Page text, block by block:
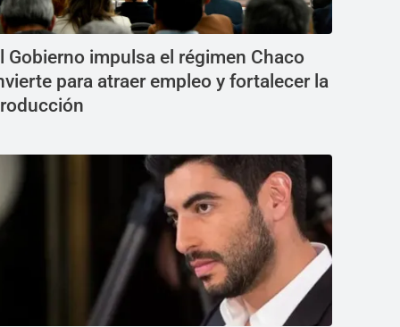
Gobierno impulsa el régimen Chaco
para atraer empleo y fortalecer la